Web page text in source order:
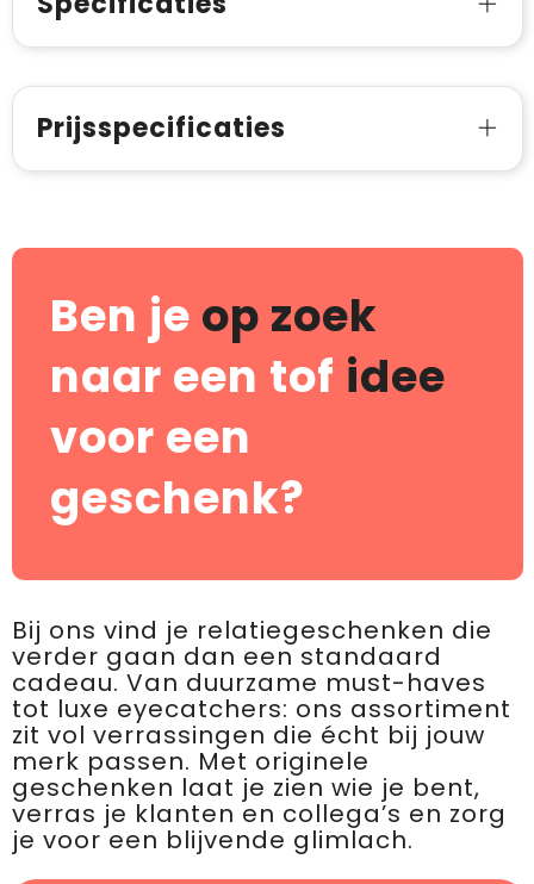
Prijsspecificaties
Ben je op zoek
naar een tof idee
voor een
geschenk?
Bij ons vind je relatiegeschenken die
verder gaan dan een standaard
cadeau. Van duurzame must-haves
tot luxe eyecatchers: ons assortiment
zit vol verrassingen die écht bij jouw
merk passen. Met originele
geschenken laat je zien wie je bent,
verras je klanten en collega’s en zorg
je voor een blijvende glimlach.